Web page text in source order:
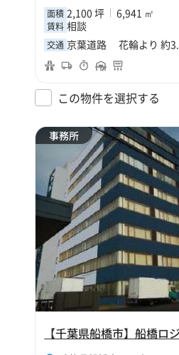
面積 2,100 坪 6,941 ㎡
賃料 相談
交通 京葉道路 花輪より 約
この物件を選択する
事務所